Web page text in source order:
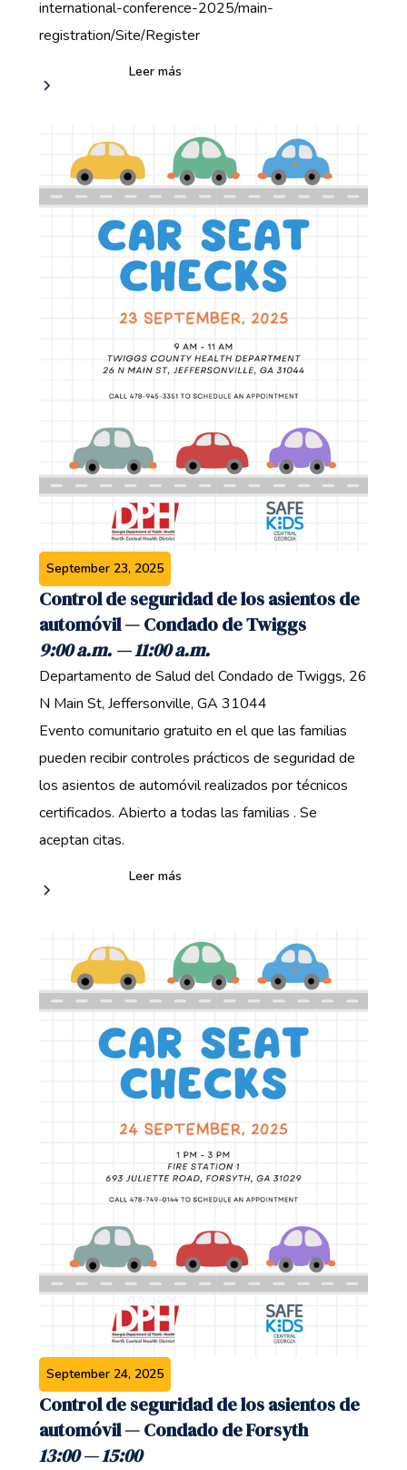
international-conference-2025/main-
registration/Site/Register
Leer más
September 23, 2025
Control de seguridad de los asientos de
automóvil — Condado de Twiggs ‍
9:00 a.m. — 11:00 a.m. ‍
Departamento de Salud del Condado de Twiggs, 26
N Main St, Jeffersonville, GA 31044 ‍
Evento comunitario gratuito en el que las familias
pueden recibir controles prácticos de seguridad de
los asientos de automóvil realizados por técnicos
certificados. Abierto a todas las familias ‍. Se
aceptan citas.
Leer más
September 24, 2025
Control de seguridad de los asientos de
automóvil — Condado de Forsyth ‍
13:00 — 15:00 ‍